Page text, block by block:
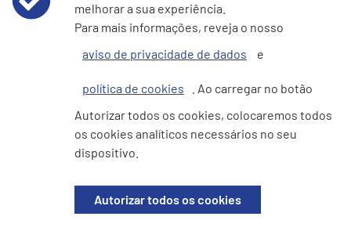
Aviso de Privacidade de Dados
Política de cookies
e360 Declaração sobre Escravatura Moderna e Tráfico de
Seres Humanos
Site do Investidor
melhorar a sua experiência.
Para mais informações, reveja o nosso
aviso de privacidade de dados
e
política de cookies
. Ao carregar no botão
Autorizar todos os cookies, colocaremos todos
os cookies analíticos necessários no seu
dispositivo.
Autorizar todos os cookies